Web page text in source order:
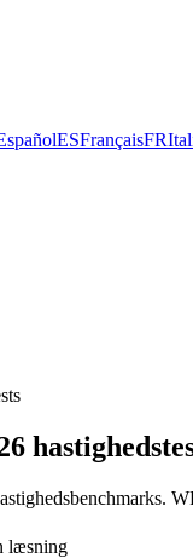
ESFrançaisFR
læsning